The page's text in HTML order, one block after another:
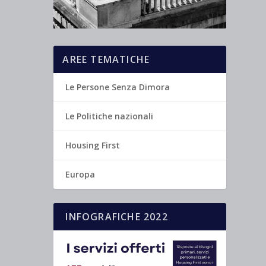
AREE TEMATICHE
Le Persone Senza Dimora
Le Politiche nazionali
Housing First
Europa
INFOGRAFICHE 2022